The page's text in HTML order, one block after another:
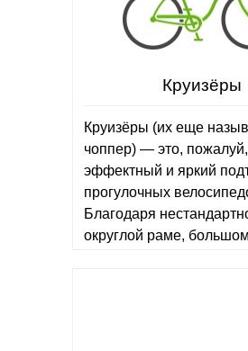
Круизёры
Круизёры (их еще
чоппер) — это,
эффектный и яркий
прогулочных
Благодаря
округлой раме,